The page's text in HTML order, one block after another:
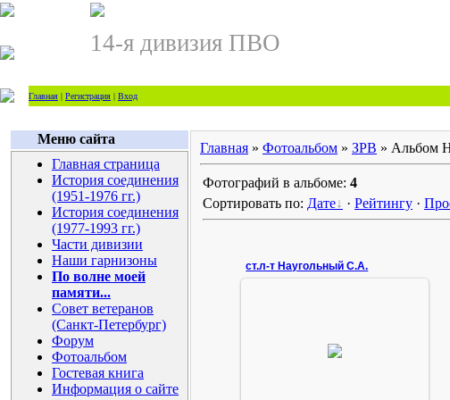
14-я дивизия ПВО
Главная | Регистрация | Вход
Меню сайта
Главная страница
История соединения
(1951-1976 гг.)
История соединения
(1977-1993 гг.)
Части дивизии
Наши гарнизоны
По волне моей
памяти...
Совет ветеранов
(Санкт-Петербург)
Форум
Фотоальбом
Гостевая книга
Информация о сайте
Главная » Фотоальбом » ЗРВ » Альбом
Фотографий в альбоме: 4
Сортировать по: Дате · Рейтингу ·
ст.л-т Наугольный С.А.